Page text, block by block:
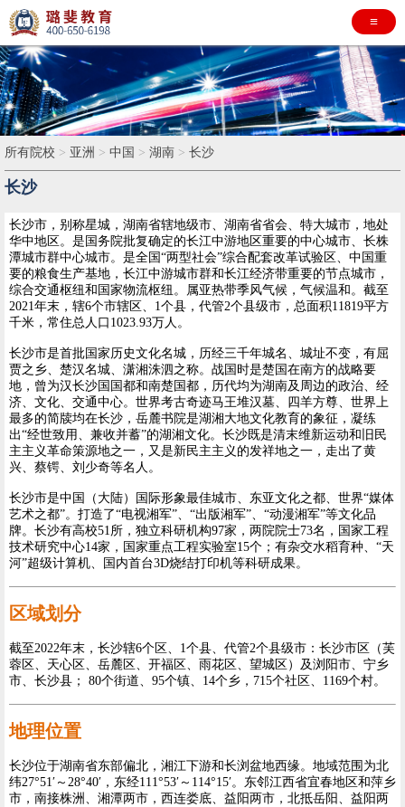
≡
所有院校 > 亚洲 > 中国 > 湖南 > 长沙
长沙
长沙市，别称星城，湖南省辖地级市、湖南省省会、特大城市，地处
华中地区。是国务院批复确定的长江中游地区重要的中心城市、长株
潭城市群中心城市。是全国“两型社会”综合配套改革试验区、中国重
要的粮食生产基地，长江中游城市群和长江经济带重要的节点城市，
综合交通枢纽和国家物流枢纽。属亚热带季风气候，气候温和。截至
2021年末，辖6个市辖区、1个县，代管2个县级市，总面积11819平方
千米，常住总人口1023.93万人。
长沙市是首批国家历史文化名城，历经三千年城名、城址不变，有屈
贾之乡、楚汉名城、潇湘洙泗之称。战国时是楚国在南方的战略要
地，曾为汉长沙国国都和南楚国都，历代均为湖南及周边的政治、经
济、文化、交通中心。世界考古奇迹马王堆汉墓、四羊方尊、世界上
最多的简牍均在长沙，岳麓书院是湖湘大地文化教育的象征，凝练
出“经世致用、兼收并蓄”的湖湘文化。长沙既是清末维新运动和旧民
主主义革命策源地之一，又是新民主主义的发祥地之一，走出了黄
兴、蔡锷、刘少奇等名人。
长沙市是中国（大陆）国际形象最佳城市、东亚文化之都、世界“媒体
艺术之都”。打造了“电视湘军”、“出版湘军”、“动漫湘军”等文化品
牌。长沙有高校51所，独立科研机构97家，两院院士73名，国家工程
技术研究中心14家，国家重点工程实验室15个；有杂交水稻育种、“天
河”超级计算机、国内首台3D烧结打印机等科研成果。
区域划分
截至2022年末，长沙辖6个区、1个县、代管2个县级市：长沙市区（芙
蓉区、天心区、岳麓区、开福区、雨花区、望城区）及浏阳市、宁乡
市、长沙县； 80个街道、95个镇、14个乡，715个社区、1169个村。
地理位置
长沙位于湖南省东部偏北，湘江下游和长浏盆地西缘。地域范围为北
纬27°51′～28°40′，东经111°53′～114°15′。东邻江西省宜春地区和萍乡
市，南接株洲、湘潭两市，西连娄底、益阳两市，北抵岳阳、益阳两